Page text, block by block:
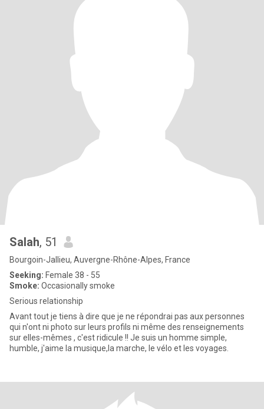
Salah, 51
Bourgoin-Jallieu, Auvergne-Rhône-Alpes, France
Seeking: Female 38 - 55
Smoke: Occasionally smoke
Serious relationship
Avant tout je tiens à dire que je ne répondrai pas aux personnes
qui n'ont ni photo sur leurs profils ni même des renseignements
sur elles-mêmes , c'est ridicule !! Je suis un homme simple,
humble, j'aime la musique,la marche, le vélo et les voyages.